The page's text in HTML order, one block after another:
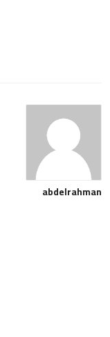
abdelrahman